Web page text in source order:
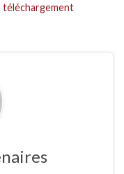
téléchargement